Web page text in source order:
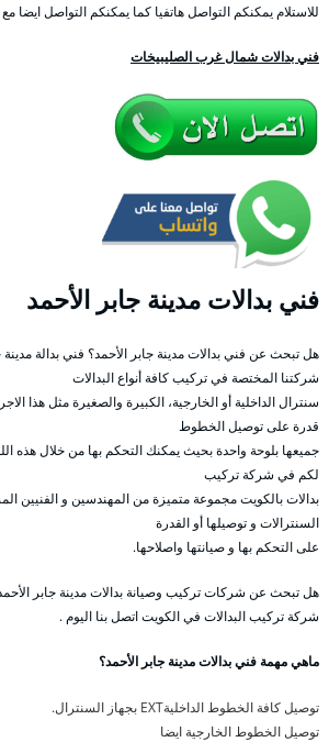
للاستلام يمكنكم التواصل هاتفيا كما يمكنكم التواصل ايضا مع
فني بدالات شمال غرب الصليبيخات
فني بدالات مدينة جابر الأحمد
هل تبحث عن فني بدالات مدينة جابر الأحمد؟ فني بدالة مدينة
شركتنا المختصة في تركيب كافة أنواع البدالات
سنترال الداخلية أو الخارجية، الكبيرة والصغيرة مثل هذا
قدرة على توصيل الخطوط
جميعها بلوحة واحدة بحيث يمكنك التحكم بها من خلال هذه
لكم في شركة تركيب
بدالات بالكويت مجموعة متميزة من المهندسين و الفنيين
السنترالات و توصيلها أو القدرة
على التحكم بها و صيانتها واصلاحها.
هل تبحث عن شركات تركيب وصيانة بدالات مدينة جابر
شركة تركيب البدالات في الكويت اتصل بنا اليوم .
ماهي مهمة فني بدالات مدينة جابر الأحمد؟
توصيل كافة الخطوط الداخليةEXT بجهاز السنترال.
توصيل الخطوط الخارجية ايضا